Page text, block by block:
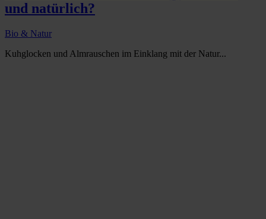
und natürlich?
Bio & Natur
Kuhglocken und Almrauschen im Einklang mit der Natur...